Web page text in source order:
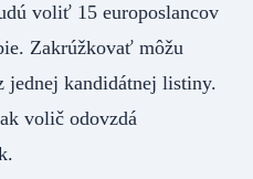
voliť 15 europoslancov
Zakrúžkovať môžu
jednej kandidátnej listiny.
volič odovzdá